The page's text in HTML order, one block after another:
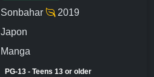
Sonbahar 2019
Japon
Manga
PG-13 - Teens 13 or older